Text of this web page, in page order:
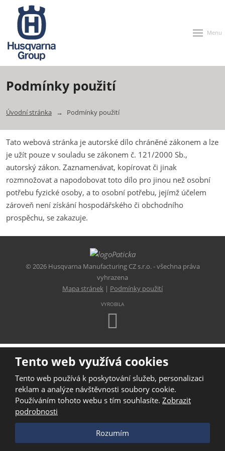
Podmínky použití
Úvodní stránka Podmínky použití
Tato webová stránka je autorské dílo chráněné zákonem a lze
je užít pouze v souladu se zákonem č. 121/2000 Sb.,
autorský zákon. Zaznamenávat, kopírovat či jinak
rozmnožovat a napodobovat toto dílo pro jinou než osobní
potřebu fyzické osoby, a to osobní potřebu, jejímž účelem
zároveň není získání hospodářského či obchodního
prospěchu, se zakazuje.
© 2026 Husqvarna Manufacturing CZ s.r.o. - všechna práva
vyhrazena
Mapa stránek | Podmínky použití
VYROBILA
Tento web využívá cookies
Tento web používá k poskytování služeb, personalizaci
reklam a analýze návštěvnosti soubory cookie.
Používáním tohoto webu s tím souhlasíte. Zobrazit
podrobnosti
Rozumím